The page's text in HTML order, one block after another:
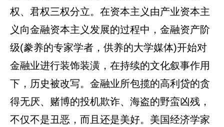
权、君权三权分立。在资本主义由产业资本主
义向金融资本主义发展的过程中，金融资产阶
级(豢养的专家学者，供养的大学媒体)开始对
金融业进行装饰装潢，在持续的文化叙事作用
下，历史被改写。金融业所包揽的高利贷的贪
得无厌、赌博的投机欺诈、海盗的野蛮凶残，
不仅不是丑恶，而且还是美好。美国经济学家